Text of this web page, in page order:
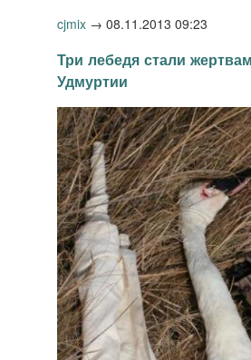
cjmix → 08.11.2013 09:23
Три лебедя стали
Удмуртии